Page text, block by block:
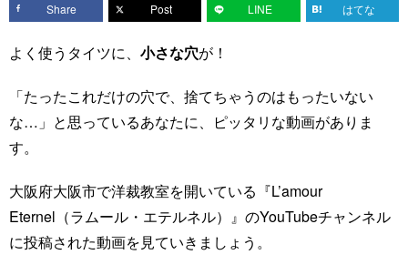
Share
Post LINE はてな
よく使うタイツに、 小さな穴が！
「たったこれだけの穴で、捨てちゃうのはもったいない
な…」と思っているあなたに、ピッタリな動画がありま
す。
大阪府大阪市で洋裁教室を開いている『L’amour
Eternel（ラムール・エテルネル）』のYouTubeチャンネル
に投稿された動画を見ていきましょう。